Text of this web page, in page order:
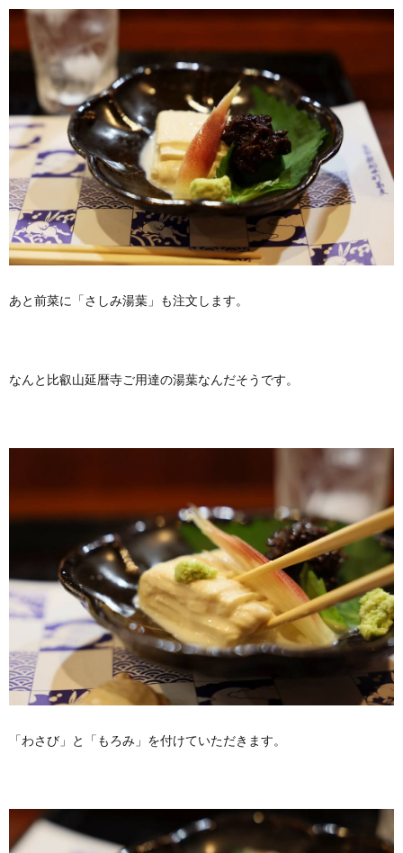
あと前菜に「さしみ湯葉」も注文します。
なんと比叡山延暦寺ご用達の湯葉なんだそうです。
「わさび」と「もろみ」を付けていただきます。